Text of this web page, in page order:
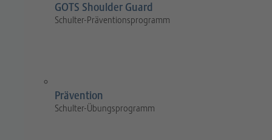
GOTS Shoulder Guard
Schulter-Präventionsprogramm
Prävention
Schulter-Übungsprogramm